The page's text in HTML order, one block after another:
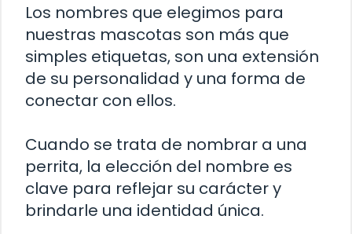
Los nombres que elegimos para
nuestras mascotas son más que
simples etiquetas, son una extensión
de su personalidad y una forma de
conectar con ellos.
Cuando se trata de nombrar a una
perrita, la elección del nombre es
clave para reflejar su carácter y
brindarle una identidad única.